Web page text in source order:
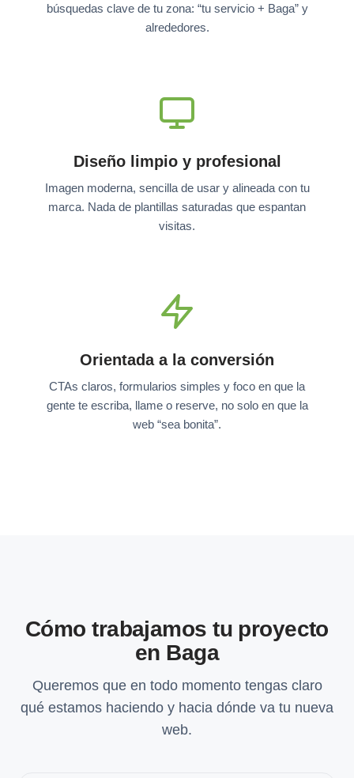
búsquedas clave de tu zona: “tu servicio + Baga” y
alrededores.
Diseño limpio y profesional
Imagen moderna, sencilla de usar y alineada con tu
marca. Nada de plantillas saturadas que espantan
visitas.
Orientada a la conversión
CTAs claros, formularios simples y foco en que la
gente te escriba, llame o reserve, no solo en que la
web “sea bonita”.
Cómo trabajamos tu proyecto
en Baga
Queremos que en todo momento tengas claro
qué estamos haciendo y hacia dónde va tu nueva
web.